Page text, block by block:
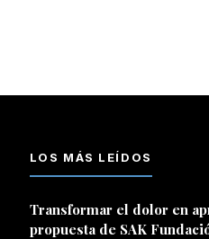
LOS MÁS LEÍDOS
Transformar el dolor en
propuesta de SAK